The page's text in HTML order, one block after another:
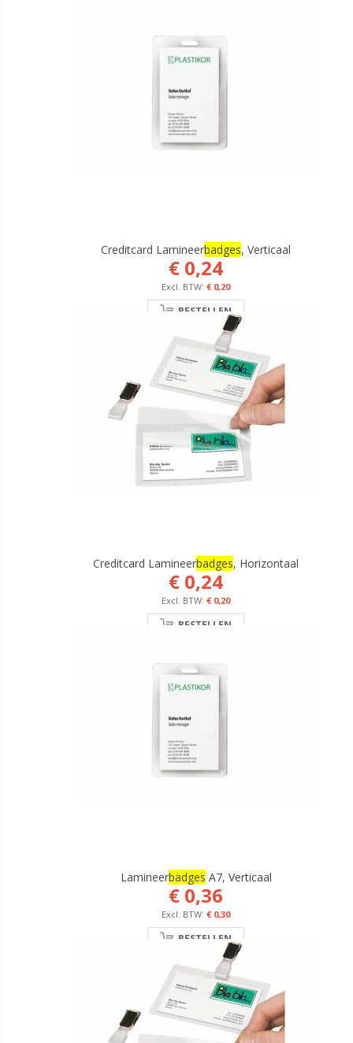
Creditcard LamineerBadges, Verticaal
€ 0,24
€ 0,20
BESTELLEN
Creditcard LamineerBadges, Horizontaal
€ 0,24
€ 0,20
BESTELLEN
LamineerBadges A7, Verticaal
€ 0,36
€ 0,30
BESTELLEN